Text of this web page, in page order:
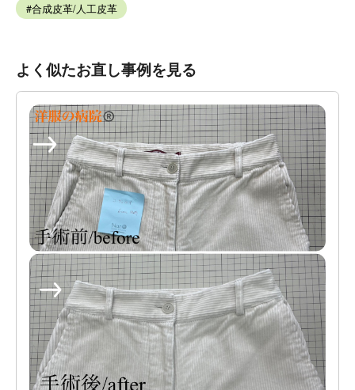
合成皮革/人工皮革
よく似たお直し事例を見る